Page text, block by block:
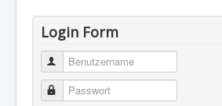
Login Form
Benutzername
Passwort